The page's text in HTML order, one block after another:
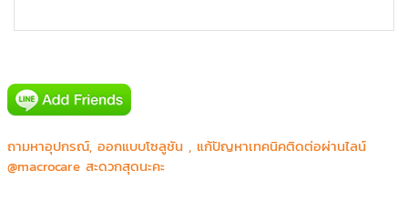
ถามหาอุปกรณ์, ออกแบบโซลูชัน , แก้ปัญหาเทคนิคติดต่อผ่านไลน์
@macrocare สะดวกสุดนะคะ
Major Bowl Group
Panasonic Automotive Systems Asia Pacific Co.,Ltd.
คณะทันตแพทยศาสตร์ ม.ธรรมศาสตร์ ศูนย์รังสิต
คณะเทคโนโลยีการเกษตร สถาบันพระจอมเกล้าเจ้าคุณทหารลาดกระบัง
บริษัท ไทยประกันชีวิต จำกัด (บางใหญ่,บางบัวทอง)